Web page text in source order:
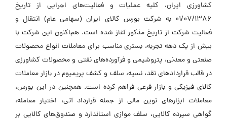
کشاورزی ایران، کلیه عملیات و فعالیت‌های اجرایی از تاریخ
01/07/1386 به شرکت بورس کالای ایران (سهامی عام) انتقال و
فعالیت شرکت از تاریخ مذکور آغاز شده است. هم‌اکنون این شرکت با
بیش از یک دهه تجربه، بستری مناسب برای معاملات انواع محصولات
صنعتی و معدنی، پتروشیمی و فرآورده‌های نفتی و محصولات کشاورزی
در قالب قراردادهای نقد، نسیه، سلف و کشف پریمیوم در بازار معاملات
کالای فیزیکی و بازار فرعی فراهم کرده است. همچنین در این بورس،
معاملات ابزارهای نوین مالی از جمله قرارداد آتی، اختیار معامله،
گواهی سپرده کالایی، سلف موازی استاندارد و صندوق‌های کالایی بر